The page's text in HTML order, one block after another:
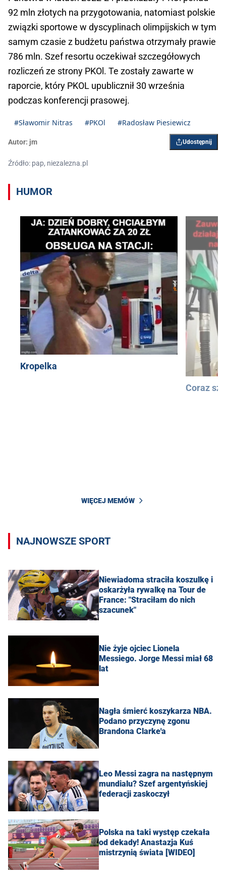
92 mln złotych na przygotowania, natomiast polskie
związki sportowe w dyscyplinach olimpijskich w tym
samym czasie z budżetu państwa otrzymały prawie
786 mln. Szef resortu oczekiwał szczegółowych
rozliczeń ze strony PKOl. Te zostały zawarte w
raporcie, który PKOL upublicznił 30 września
podczas konferencji prasowej.
#Sławomir Nitras #PKOl #Radosław Piesiewicz
Autor: jm Udostępnij
Źródło: pap, niezalezna.pl
HUMOR
Kropelka
Coraz
WIĘCEJ MEMÓW
NAJNOWSZE SPORT
Niewiadoma straciła koszulkę i
oskarżyła rywalkę na Tour de
France: "Straciłam do nich
szacunek"
Nie żyje ojciec Lionela
Messiego. Jorge Messi miał 68
lat
Nagła śmierć koszykarza NBA.
Podano przyczynę zgonu
Brandona Clarke'a
Leo Messi zagra na następnym
mundialu? Szef argentyńskiej
federacji zaskoczył
Polska na taki występ czekała
od dekady! Anastazja Kuś
mistrzynią świata [WIDEO]